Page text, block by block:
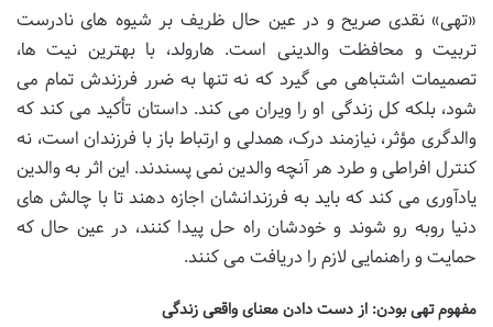
«تهی» نقدی صریح و در عین حال ظریف بر شیوه های نادرست
تربیت و محافظت والدینی است. هارولد، با بهترین نیت ها،
تصمیمات اشتباهی می گیرد که نه تنها به ضرر فرزندش تمام می
شود، بلکه کل زندگی او را ویران می کند. داستان تأکید می کند که
والدگری مؤثر، نیازمند درک، همدلی و ارتباط باز با فرزندان است، نه
کنترل افراطی و طرد هر آنچه والدین نمی پسندند. این اثر به والدین
یادآوری می کند که باید به فرزندانشان اجازه دهند تا با چالش های
دنیا روبه رو شوند و خودشان راه حل پیدا کنند، در عین حال که
حمایت و راهنمایی لازم را دریافت می کنند.
مفهوم تهی بودن: از دست دادن معنای واقعی زندگی